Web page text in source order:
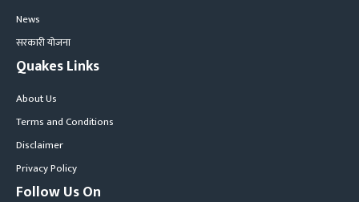
News
सरकारी योजना
Quakes Links
About Us
Terms and Conditions
Disclaimer
Privacy Policy
Follow Us On